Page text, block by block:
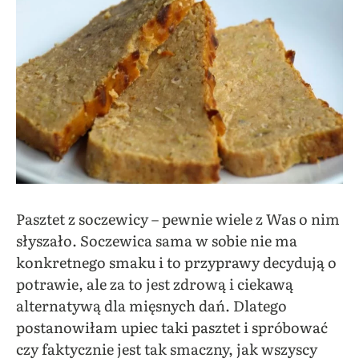
Pasztet z soczewicy – pewnie wiele z Was o nim
słyszało. Soczewica sama w sobie nie ma
konkretnego smaku i to przyprawy decydują o
potrawie, ale za to jest zdrową i ciekawą
alternatywą dla mięsnych dań. Dlatego
postanowiłam upiec taki pasztet i spróbować
czy faktycznie jest tak smaczny, jak wszyscy